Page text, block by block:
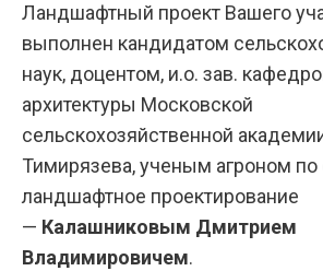
Ландшафтный проект Вашего
выполнен кандидатом
наук, доцентом, и.о. зав.
архитектуры Московской
сельскохозяйственной
Тимирязева, ученым агроном по
ландшафтное проектирование
— Калашниковым Дмитрием
Владимировичем.